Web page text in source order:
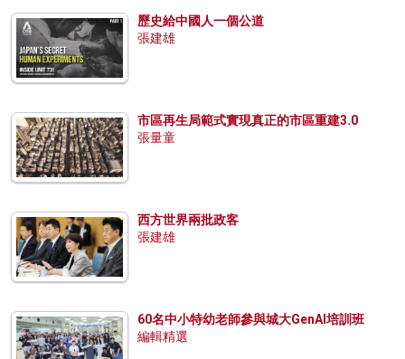
歷史給中國人一個公道
張建雄
市區再生局範式實現真正的市區重建3.0
張量童
西方世界兩批政客
張建雄
60名中小特幼老師參與城大GenAI培訓班
編輯精選